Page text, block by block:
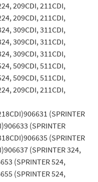
209CDI, 211CDI,
209CDI, 211CDI,
309CDI, 311CDI,
309CDI, 311CDI,
309CDI, 311CDI,
509CDI, 511CDI,
509CDI, 511CDI,
209CDI, 211CDI,
(SPRINTER
(SPRINTER
(SPRINTER
(SPRINTER 324,
(SPRINTER 524,
(SPRINTER 524,